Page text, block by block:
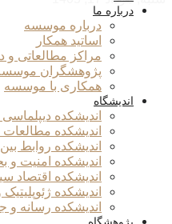
درباره ما
درباره موسسه
اساتید همکار
مراکز مطالعاتی و
پژوهشگران
همکاری با موسسه
اندیشگاه
اندیشکده
اندیشکده
اندیشکده روابط
اندیشکده امنیت و
اندیشکده اقتصاد
اندیشکده
اندیشکده رسانه و